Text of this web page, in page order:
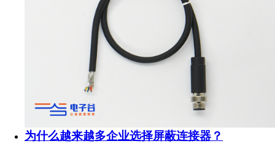
为什么越来越多企业选择屏蔽连接器？